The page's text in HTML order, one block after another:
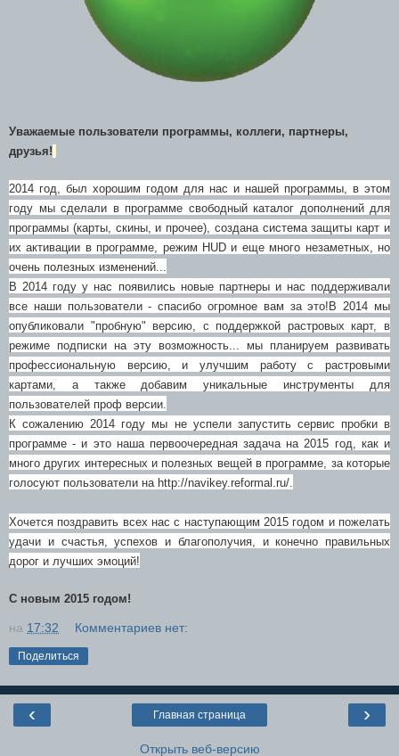
Уважаемые пользователи программы, коллеги, партнеры,
друзья!
2014 год, был хорошим годом для нас и нашей программы, в этом
году мы сделали в программе свободный каталог дополнений для
программы (карты, скины, и прочее), создана система защиты карт и
их активации в программе, режим HUD и еще много незаметных, но
очень полезных изменений...
В 2014 году у нас появились новые партнеры и нас поддерживали
все наши пользователи - спасибо огромное вам за это! В 2014 мы
опубликовали "пробную" версию, с поддержкой растровых карт, в
режиме подписки на эту возможность... мы планируем развивать
профессиональную версию, и улучшим работу с растровыми
картами, а также добавим уникальные инструменты для
пользователей проф версии.
К сожалению 2014 году мы не успели запустить сервис пробки в
программе - и это наша первоочередная задача на 2015 год, как и
много других интересных и полезных вещей в программе, за которые
голосуют пользователи на http://navikey.reformal.ru/.
Хочется поздравить всех нас c наступающим 2015 годом и пожелать
удачи и счастья, успехов и благополучия, и конечно правильных
дорог и лучших эмоций!
С новым 2015 годом!
на 17:32 Комментариев нет:
Поделиться
‹ ›
Главная страница
Открыть веб-версию